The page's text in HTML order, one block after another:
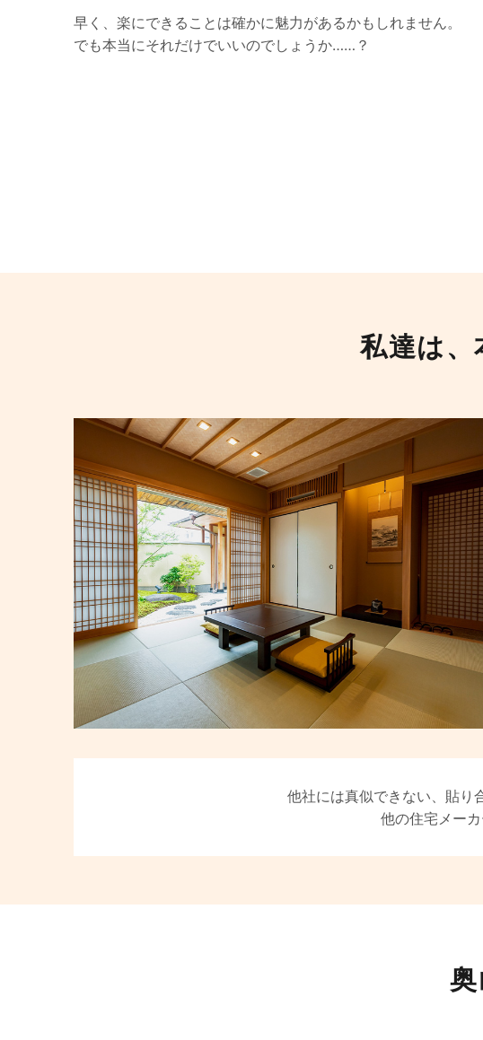
早く、楽にできることは確かに魅力があるかもしれません。
でも本当にそれだけでいいのでしょうか……？
私達は、
他社には真似できない、貼り
他の住宅メー